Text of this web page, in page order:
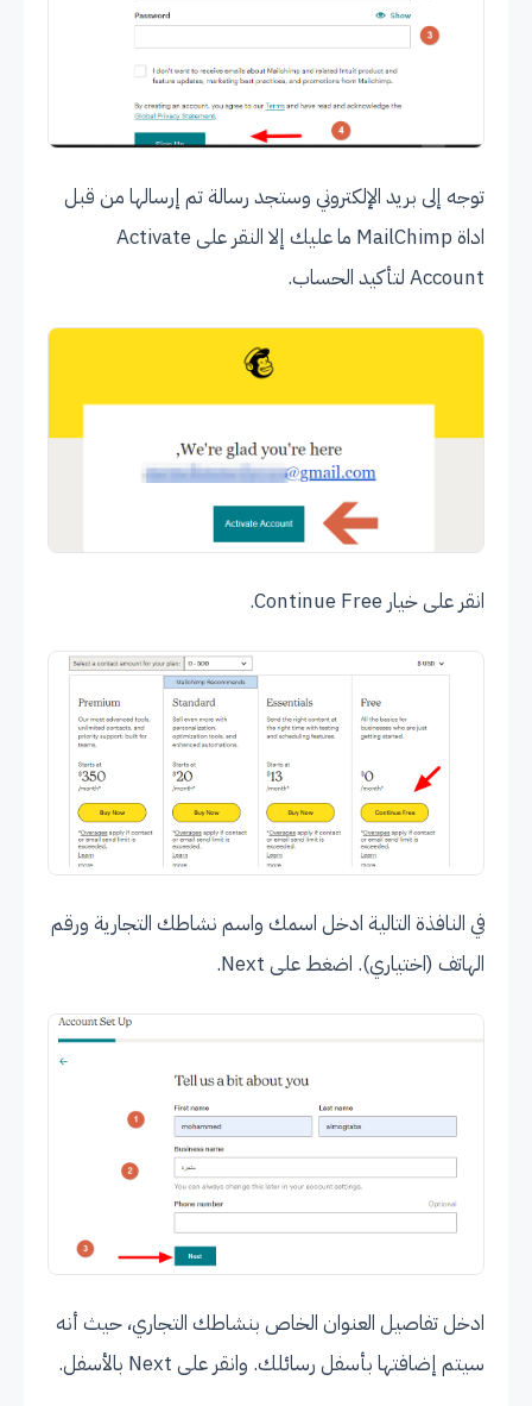
توجه إلى بريد الإلكتروني وستجد رسالة تم إرسالها من قبل
اداة MailChimp ما عليك إلا النقر على Activate
Account لتأكيد الحساب.
انقر على خيار Continue Free.
في النافذة التالية ادخل اسمك واسم نشاطك التجارية ورقم
الهاتف (اختياري). اضغط على Next.
ادخل تفاصيل العنوان الخاص بنشاطك التجاري، حيث أنه
سيتم إضافتها بأسفل رسائلك. وانقر على Next بالأسفل.